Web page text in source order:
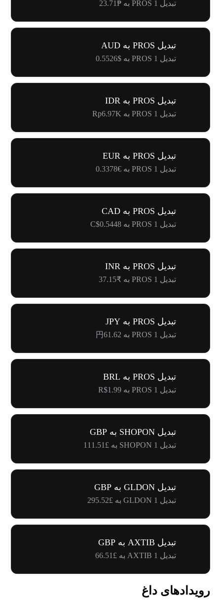
تبدیل 1 PROS به ₱23.71
تبدیل PROS به AUD
تبدیل 1 PROS به $0.5526
تبدیل PROS به IDR
تبدیل 1 PROS به Rp6.97K
تبدیل PROS به EUR
تبدیل 1 PROS به €0.3378
تبدیل PROS به CAD
تبدیل 1 PROS به C$0.5448
تبدیل PROS به INR
تبدیل 1 PROS به ₹37.15
تبدیل PROS به JPY
تبدیل 1 PROS به 円61.62
تبدیل PROS به BRL
تبدیل 1 PROS به R$1.99
تبدیل SHOPON به GBP
تبدیل 1 SHOPON به £111.51
تبدیل GLDON به GBP
تبدیل 1 GLDON به £295.52
تبدیل AXTIB به GBP
تبدیل 1 AXTIB به £66.51
رویدادهای داغ